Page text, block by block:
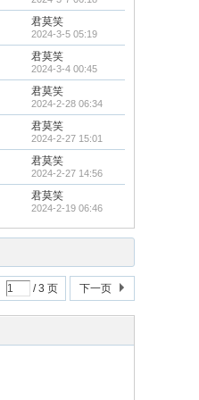
君莫笑
2024-3-5 05:19
君莫笑
2024-3-4 00:45
君莫笑
2024-2-28 06:34
君莫笑
2024-2-27 15:01
君莫笑
2024-2-27 14:56
君莫笑
2024-2-19 06:46
/ 3 页 下一页